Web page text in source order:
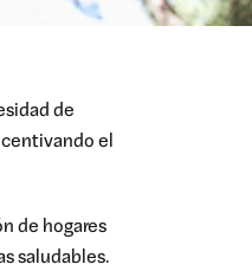
de
el
de hogares
saludables.